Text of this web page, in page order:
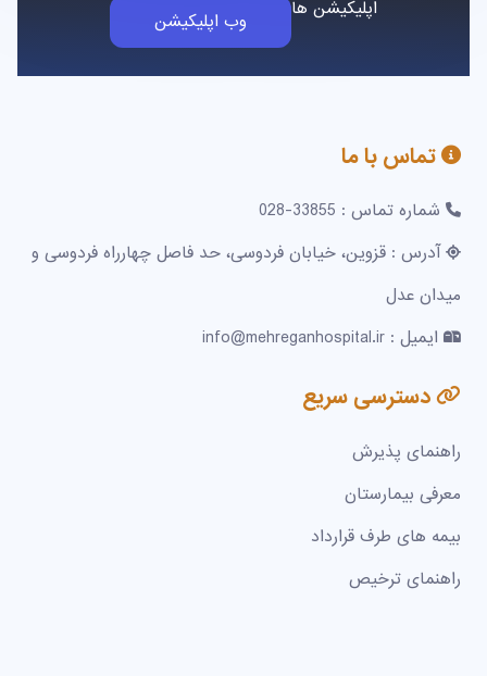
اپلیکیشن ها وب اپلیکیشن
تماس با ما
شماره تماس : 33855-028
آدرس : قزوین، خیابان فردوسی، حد فاصل چهارراه فردوسی و
میدان عدل
ایمیل : info@mehreganhospital.ir
دسترسی سریع
راهنمای پذیرش
معرفی بیمارستان
بیمه های طرف قرارداد
راهنمای ترخیص